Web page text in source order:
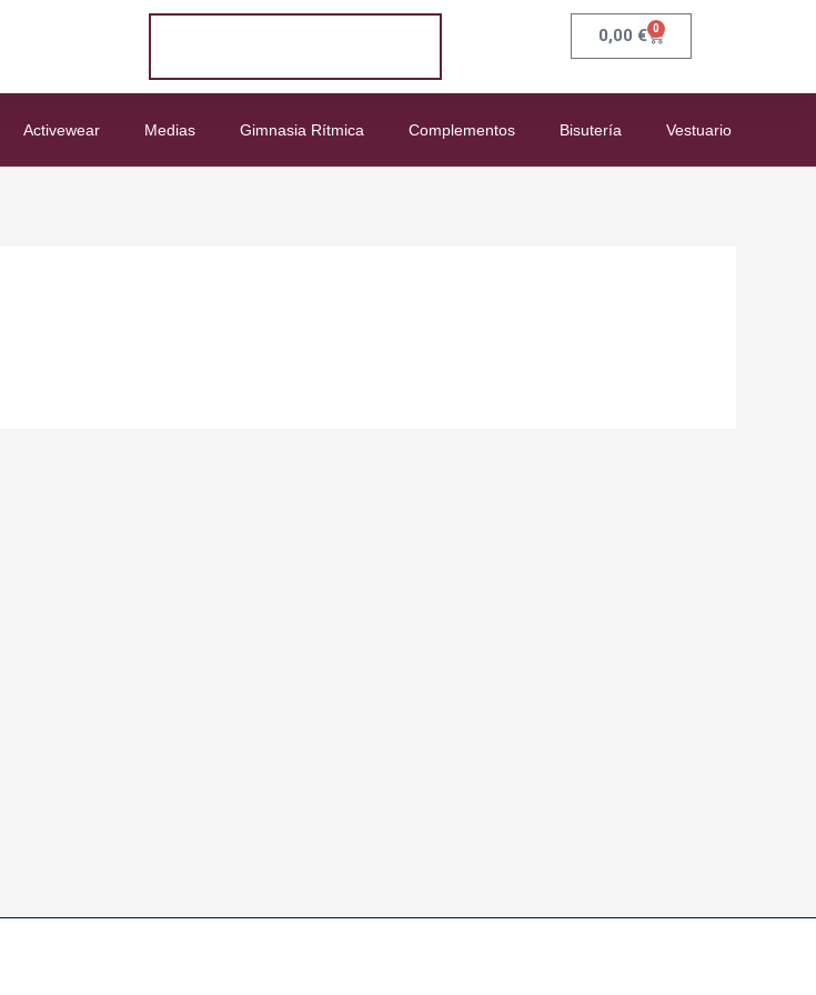
0,00 € 0
Carrito
Activewear Medias Gimnasia Rítmica Complementos Bisutería Vestuario